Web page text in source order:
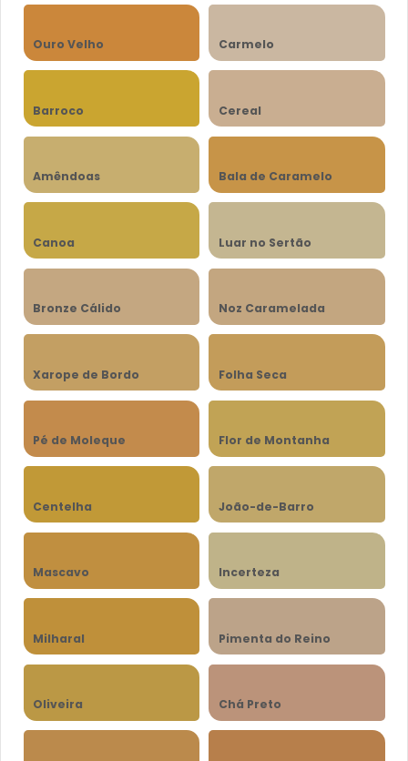
Ouro Velho Carmelo
Barroco Cereal
Amêndoas Bala de Caramelo
Canoa Luar no Sertão
Bronze Cálido Noz Caramelada
Xarope de Bordo Folha Seca
Pé de Moleque Flor de Montanha
Centelha João-de-Barro
Mascavo Incerteza
Milharal Pimenta do Reino
Oliveira Chá Preto